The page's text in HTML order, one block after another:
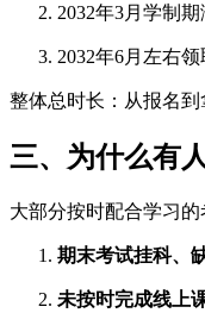
2032年3月学制
2032年6月左右
整体总时长：从报名到
三、为什么有
大部分按时配合学习
期末考试挂科、
未按时完成线上